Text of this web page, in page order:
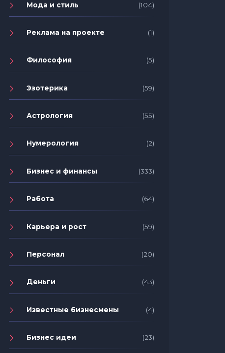
Мода и стиль (104)
Реклама на проекте (1)
Философия (5)
Эзотерика (59)
Астрология (55)
Нумерология (2)
Бизнес и финансы (333)
Работа (64)
Карьера и рост (59)
Персонал (20)
Деньги (43)
Известные бизнесмены (4)
Бизнес идеи (23)